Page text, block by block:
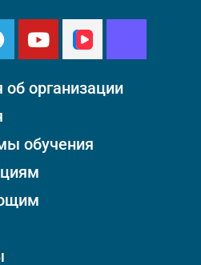
об организации
обучения